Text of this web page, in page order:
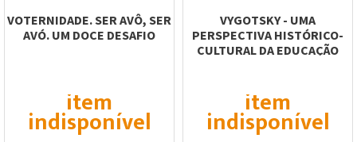
VOTERNIDADE. SER AVÔ, SER
AVÓ. UM DOCE DESAFIO
item
indisponível
VYGOTSKY - UMA
PERSPECTIVA HISTÓRICO-
CULTURAL DA EDUCAÇÃO
item
indisponível